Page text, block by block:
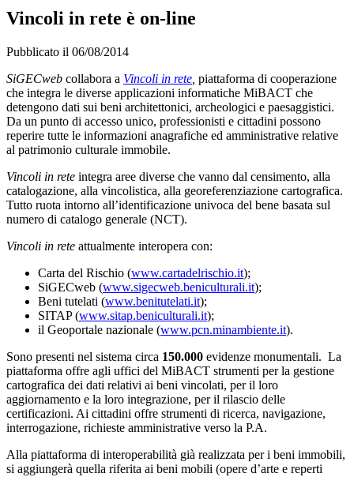
Vincoli in rete è on-line
Pubblicato il 06/08/2014
SiGECweb collabora a Vincoli in rete piattaforma di cooperazione
che integra le diverse applicazioni informatiche MiBACT che
detengono dati sui beni architettonici, archeologici e paesaggistici.
Da un punto di accesso unico, professionisti e cittadini possono
reperire tutte le informazioni anagrafiche ed amministrative relative
al patrimonio culturale immobile.
Vincoli in rete integra aree diverse che vanno dal censimento, alla
catalogazione, alla vincolistica, alla georeferenziazione cartografica.
Tutto ruota intorno all’identificazione univoca del bene basata sul
numero di catalogo generale (NCT).
Vincoli in rete attualmente interopera con:
Carta del Rischio (www.cartadelrischio.it);
SiGECweb (www.sigecweb.beniculturali.it);
Beni tutelati (www.benitutelati.it);
SITAP (www.sitap.beniculturali.it);
il Geoportale nazionale (www.pcn.minambiente.it).
Sono presenti nel sistema circa 150.000 evidenze monumentali. La
piattaforma offre agli uffici del MiBACT strumenti per la gestione
cartografica dei dati relativi ai beni vincolati, per il loro
aggiornamento e la loro integrazione, per il rilascio delle
certificazioni. Ai cittadini offre strumenti di ricerca, navigazione,
interrogazione, richieste amministrative verso la P.A.
Alla piattaforma di interoperabilità già realizzata per i beni immobili,
si aggiungerà quella riferita ai beni mobili (opere d’arte e reperti